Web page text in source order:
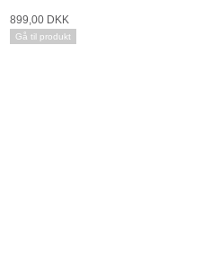
899,00 DKK
Gå til produkt